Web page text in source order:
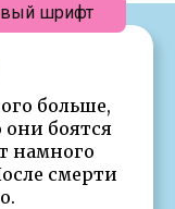
больше,
они боятся
намного
смерти
шрифт